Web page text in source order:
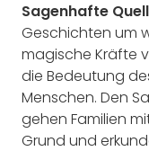
Sagenhafte
Geschichten um
magische Kräfte
die Bedeutung
Menschen. Den
gehen Familien
Grund und